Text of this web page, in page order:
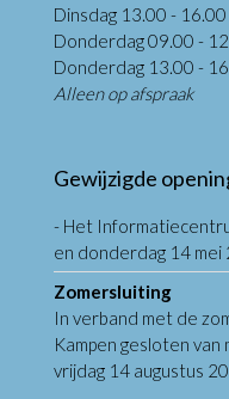
Dinsdag 13.00 -
Donderdag 09.00 -
Donderdag 13.00 -
Alleen op afspraak
Gewijzigde
- Het
en donderdag 14 mei
Zomersluiting
In verband met de
Kampen gesloten
vrijdag 14 augustus